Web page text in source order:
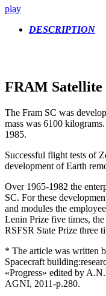
play
DESCRIPTION
FRAM Satellite
The Fram SC was
mass was 6100
1985.
Successful flight tests of
development of Earth
Over 1965-1982 the
SC. For these
and modules the
Lenin Prize five times,
RSFSR State Prize three
* The article was written
Spacecraft
«Progress» edited by
AGNI, 2011-p.280.